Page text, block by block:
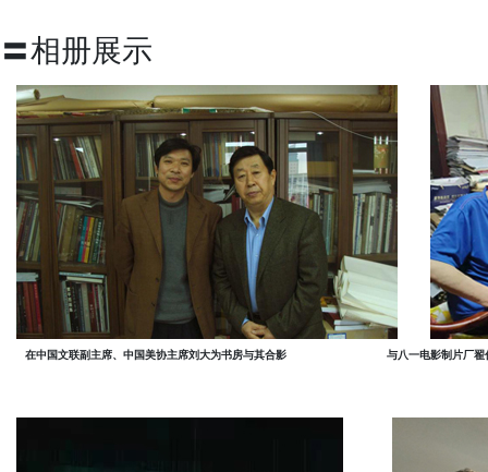
〓相册展示
在中国文联副主席、中国美协主席刘大为书房与其合影 与八一电影制片厂翟